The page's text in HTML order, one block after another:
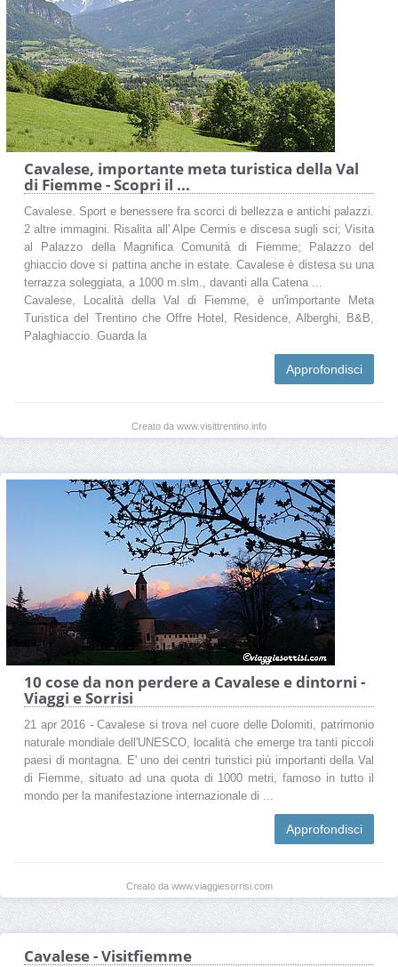
Come raggiungere Cavalese Come arrivare a Cavalese
Cavalese, importante meta turistica della Val
di Fiemme - Scopri il ...
Cavalese. Sport e benessere fra scorci di bellezza e antichi palazzi.
2 altre immagini. Risalita all' Alpe Cermis e discesa sugli sci; Visita
al Palazzo della Magnifica Comunità di Fiemme; Palazzo del
ghiaccio dove si pattina anche in estate. Cavalese è distesa su una
terrazza soleggiata, a 1000 m.slm., davanti alla Catena ...
Cavalese, Località della Val di Fiemme, è un'importante Meta
Turistica del Trentino che Offre Hotel, Residence, Alberghi, B&B,
Palaghiaccio. Guarda la
Approfondisci
Creato da www.visittrentino.info
10 cose da non perdere a Cavalese e dintorni -
Viaggi e Sorrisi
21 apr 2016 - Cavalese si trova nel cuore delle Dolomiti, patrimonio
naturale mondiale dell'UNESCO, località che emerge tra tanti piccoli
paesi di montagna. E' uno dei centri turistici più importanti della Val
di Fiemme, situato ad una quota di 1000 metri, famoso in tutto il
mondo per la manifestazione internazionale di ...
Approfondisci
Creato da www.viaggiesorrisi.com
Cavalese - Visitfiemme